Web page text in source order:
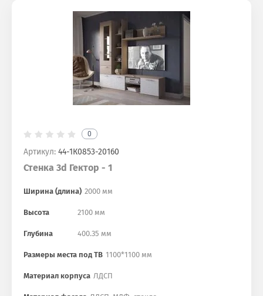
0
Артикул: 44-1К0853-20160
Стенка 3d Гектор - 1
Ширина (длина) 2000 мм
Высота 2100 мм
Глубина 400.35 мм
Размеры места под ТВ 1100*1100 мм
Материал корпуса ЛДСП